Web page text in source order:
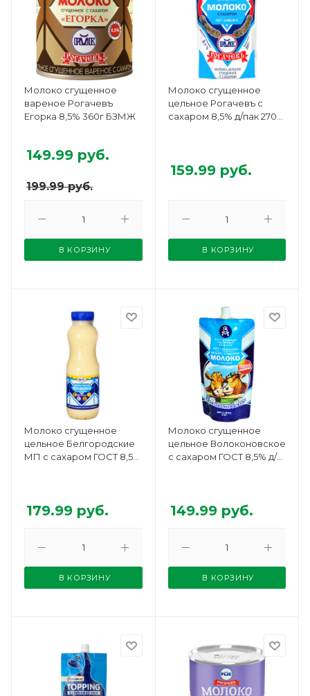
Молоко сгущенное
вареное Рогачевъ
Егорка 8,5% 360г БЗМЖ
199.99руб.
149.99 руб.
В КОРЗИНУ
Молоко сгущенное
цельное Рогачевъ с
сахаром 8,5% д/пак 270г
159.99руб.
В КОРЗИНУ
Молоко сгущенное
цельное Белгородские
МП с сахаром ГОСТ 8,5%
179.99 руб.
В КОРЗИНУ
Молоко сгущенное
цельное Волоконовское
с сахаром ГОСТ 8,5% д/п
149.99руб.
В КОРЗИНУ